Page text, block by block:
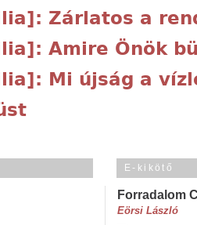
Zárlatos a
Amire Önök
Mi újság a
E-kikötő
Forradalom
Eörsi László